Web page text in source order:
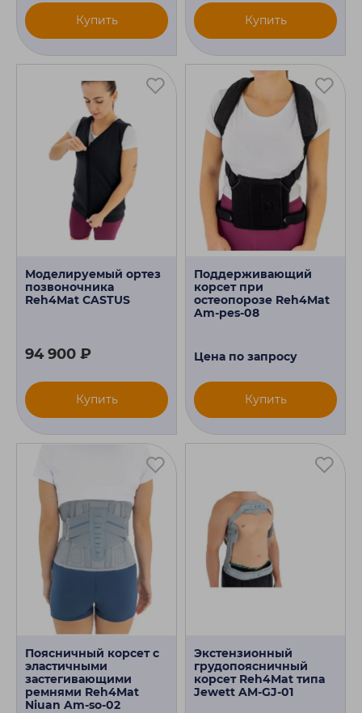
Купить Купить
Моделируемый ортез
позвоночника
Reh4Mat CASTUS
94 900 ₽
Купить
Поддерживающий
корсет при
остеопорозе Reh4Mat
Am-pes-08
Цена по запросу
Купить
Поясничный корсет с
эластичными
застегивающими
ремнями Reh4Mat
Niuan Am-so-02
Экстензионный
грудопоясничный
корсет Reh4Mat типа
Jewett AM-GJ-01